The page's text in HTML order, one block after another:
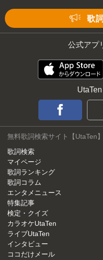
歌
公式アプ
無料歌詞検索サイト【UtaTen】
歌詞検索
マイページ
歌詞ランキング
歌詞コラム
エンタメニュース
特集記事
検定・クイズ
カラオケUtaTen
ライブUtaTen
インタビュー
ココだけメール